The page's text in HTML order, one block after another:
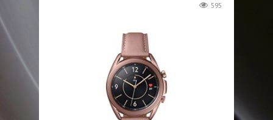
595